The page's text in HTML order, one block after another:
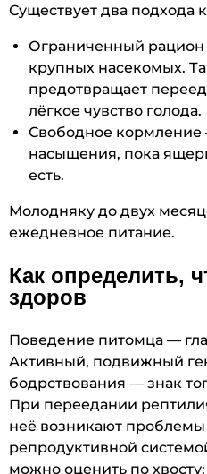
Существует два подхода
Ограниченный рацион
крупных насекомых.
предотвращает
лёгкое чувство голода.
Свободное кормление
насыщения, пока
есть.
Молодняку до двух
ежедневное питание.
Как определить,
здоров
Поведение питомца —
Активный, подвижный
бодрствования — знак
При переедании
неё возникают
репродуктивной
можно оценить по хвосту: